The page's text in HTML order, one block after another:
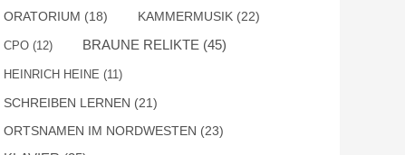
ORATORIUM (18) KAMMERMUSIK (22)
CPO (12) BRAUNE RELIKTE (45)
HEINRICH HEINE (11)
SCHREIBEN LERNEN (21)
ORTSNAMEN IM NORDWESTEN (23)